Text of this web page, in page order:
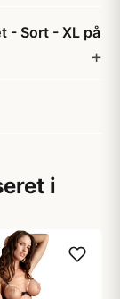
- Sort - XL på
i